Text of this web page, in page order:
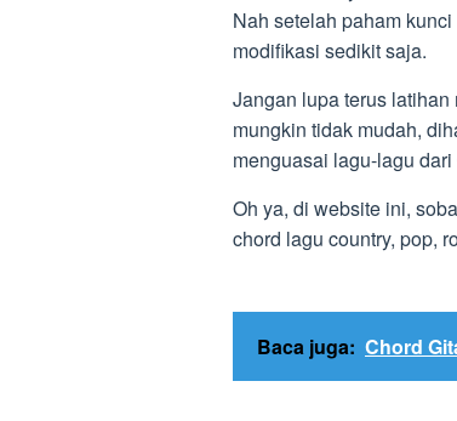
Nah setelah paham
modifikasi sedikit saja.
Jangan lupa terus
mungkin tidak mudah,
menguasai lagu-lagu
Oh ya, di website ini,
chord lagu country, pop,
Baca juga: Chord